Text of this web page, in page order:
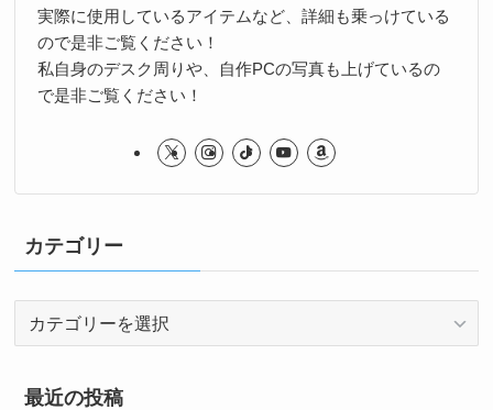
実際に使用しているアイテムなど、詳細も乗っけている
ので是非ご覧ください！
私自身のデスク周りや、自作PCの写真も上げているの
で是非ご覧ください！
カテゴリー
リ
最近の投稿